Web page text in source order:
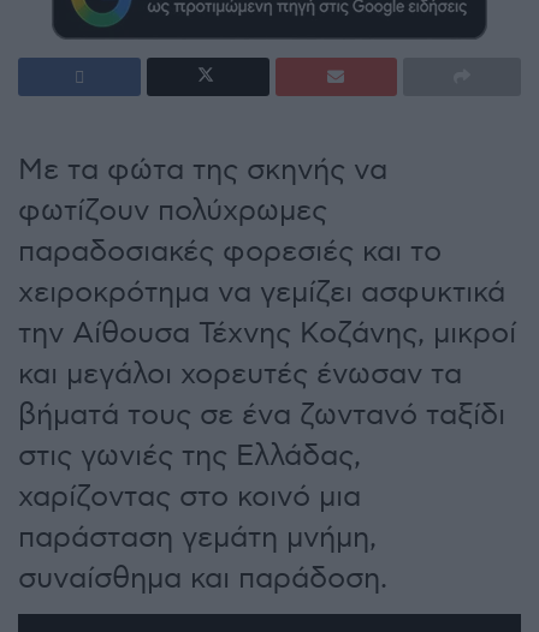
Με τα φώτα της σκηνής να
φωτίζουν πολύχρωμες
παραδοσιακές φορεσιές και το
χειροκρότημα να γεμίζει ασφυκτικά
την Αίθουσα Τέχνης Κοζάνης, μικροί
και μεγάλοι χορευτές ένωσαν τα
βήματά τους σε ένα ζωντανό ταξίδι
στις γωνιές της Ελλάδας,
χαρίζοντας στο κοινό μια
παράσταση γεμάτη μνήμη,
συναίσθημα και παράδοση.